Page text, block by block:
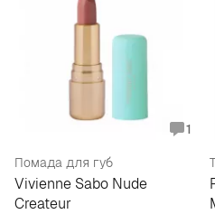
1
Помада для губ
Vivienne Sabo Nude
Createur